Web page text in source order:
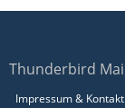
Thunderbird
Impressum & Kontakt